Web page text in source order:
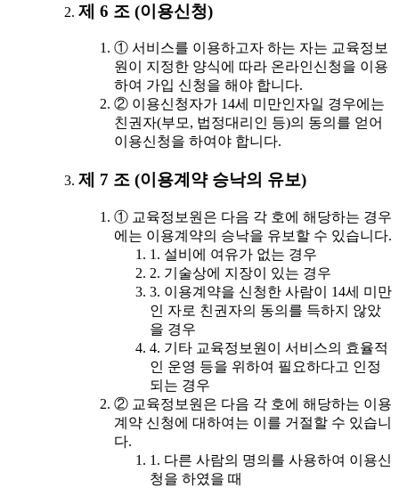
제 6 조 (이용신청)
① 서비스를 이용하고자 하는 자는 교육정보
원이 지정한 양식에 따라 온라인신청을 이용
하여 가입 신청을 해야 합니다.
② 이용신청자가 14세 미만인자일 경우에는
친권자(부모, 법정대리인 등)의 동의를 얻어
이용신청을 하여야 합니다.
제 7 조 (이용계약 승낙의 유보)
① 교육정보원은 다음 각 호에 해당하는 경우
에는 이용계약의 승낙을 유보할 수 있습니다.
1. 설비에 여유가 없는 경우
2. 기술상에 지장이 있는 경우
3. 이용계약을 신청한 사람이 14세 미만
인 자로 친권자의 동의를 득하지 않았
을 경우
4. 기타 교육정보원이 서비스의 효율적
인 운영 등을 위하여 필요하다고 인정
되는 경우
② 교육정보원은 다음 각 호에 해당하는 이용
계약 신청에 대하여는 이를 거절할 수 있습니
다.
1. 다른 사람의 명의를 사용하여 이용신
청을 하였을 때